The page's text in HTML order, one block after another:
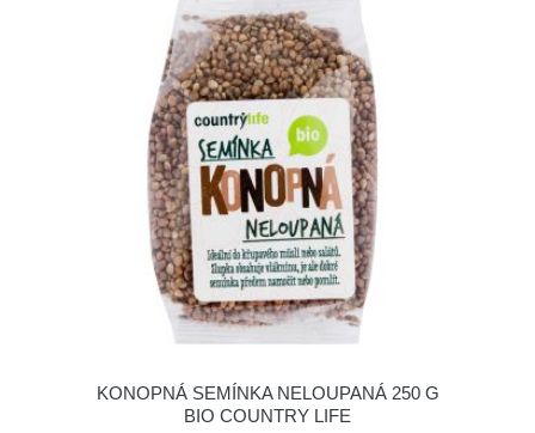
KONOPNÁ SEMÍNKA NELOUPANÁ 250 G
BIO COUNTRY LIFE